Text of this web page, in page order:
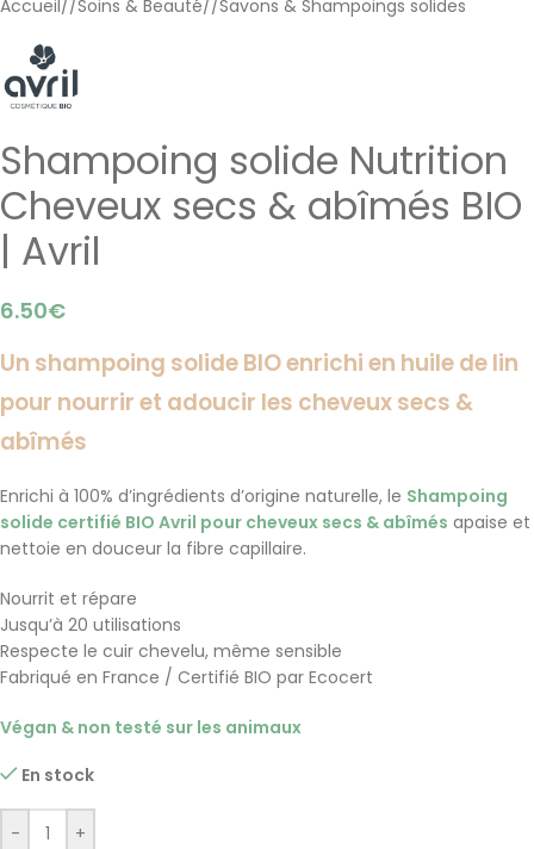
Accueil/ Soins & Beauté/ Savons & Shampoings solides
Shampoing solide Nutrition
Cheveux secs & abîmés BIO
| Avril
6.50€
Un shampoing solide BIO enrichi en huile de lin
pour nourrir et adoucir les cheveux secs &
abîmés
Enrichi à 100% d’ingrédients d’origine naturelle, le Shampoing
solide certifié BIO Avril pour cheveux secs & abîmés apaise et
nettoie en douceur la fibre capillaire.
Nourrit et répare
Jusqu’à 20 utilisations
Respecte le cuir chevelu, même sensible
Fabriqué en France / Certifié BIO par Ecocert
Végan & non testé sur les animaux
En stock
- +